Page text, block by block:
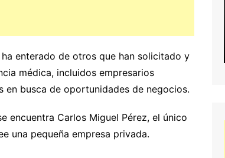
enterado de otros que han solicitado y
médica, incluidos empresarios
en busca de oportunidades de negocios.
encuentra Carlos Miguel Pérez, el único
una pequeña empresa privada.